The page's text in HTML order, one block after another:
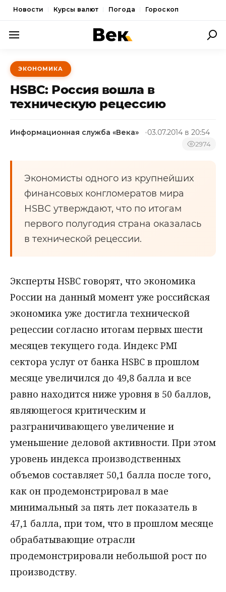
Новости Курсы валют Погода Гороскоп
ПОЛИТИКА
ЭКОНОМИКА
ОБЩЕСТВО
КУЛЬТУРА
НОВОСТИ
ЭКОНОМИКА
HSBC: Россия вошла в
техническую рецессию
Информационная служба «Века» 03.07.2014 в 20:54
2974
Экономисты одного из крупнейших
финансовых конгломератов мира
HSBC утверждают, что по итогам
первого полугодия страна оказалась
в технической рецессии.
Эксперты HSBC говорят, что экономика
России на данный момент уже российская
экономика уже достигла технической
рецессии согласно итогам первых шести
месяцев текущего года. Индекс PMI
сектора услуг от банка HSBC в прошлом
месяце увеличился до 49,8 балла и все
равно находится ниже уровня в 50 баллов,
являющегося критическим и
разграничивающего увеличение и
уменьшение деловой активности. При этом
уровень индекса производственных
объемов составляет 50,1 балла после того,
как он продемонстрировал в мае
минимальный за пять лет показатель в
47,1 балла, при том, что в прошлом месяце
обрабатывающие отрасли
продемонстрировали небольшой рост по
производству.